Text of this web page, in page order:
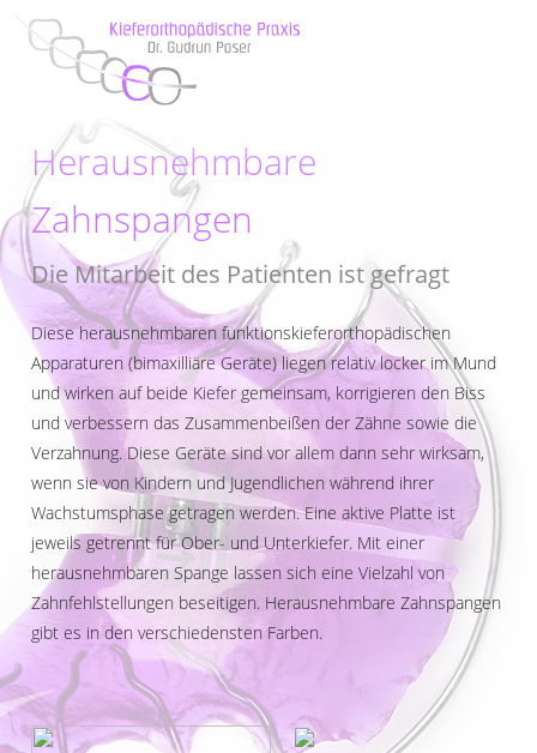
Herausnehmbare
Zahnspangen
Die Mitarbeit des Patienten ist gefragt
Diese herausnehmbaren funktionskieferorthopädischen
Apparaturen (bimaxilliäre Geräte) liegen relativ locker im Mund
und wirken auf beide Kiefer gemeinsam, korrigieren den Biss
und verbessern das Zusammenbeißen der Zähne sowie die
Verzahnung. Diese Geräte sind vor allem dann sehr wirksam,
wenn sie von Kindern und Jugendlichen während ihrer
Wachstumsphase getragen werden. Eine aktive Platte ist
jeweils getrennt für Ober- und Unterkiefer. Mit einer
herausnehmbaren Spange lassen sich eine Vielzahl von
Zahnfehlstellungen beseitigen. Herausnehmbare Zahnspangen
gibt es in den verschiedensten Farben.